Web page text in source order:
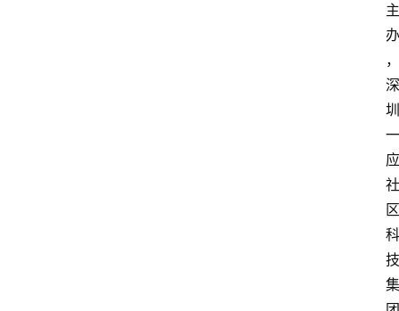
主
办
，
深
圳
一
应
社
区
科
技
集